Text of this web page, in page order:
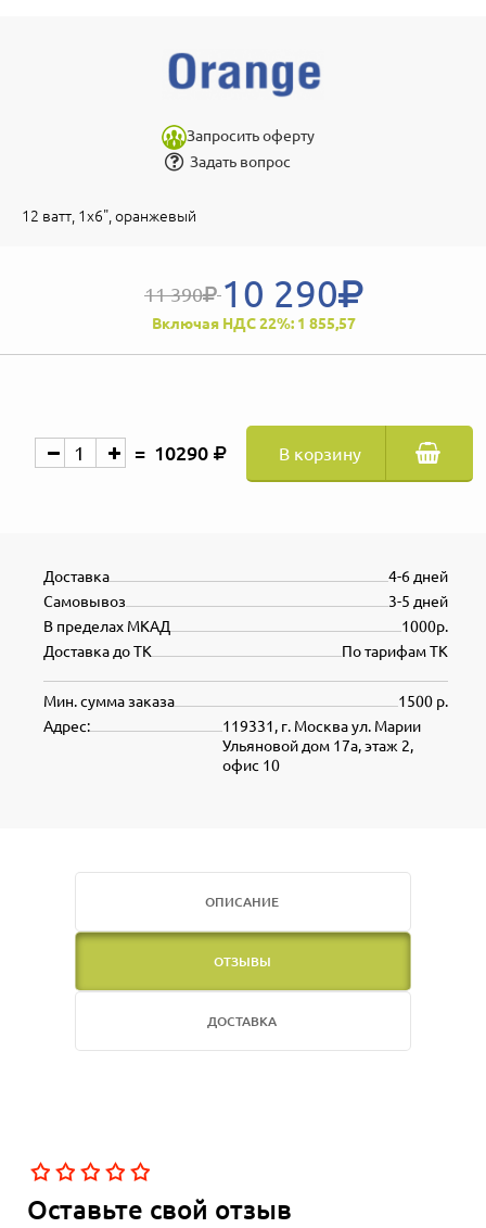
Запросить оферту
Задать вопрос
12 ватт, 1х6", оранжевый
11 390 10 290
Включая НДС 22%: 1 855,57
10290 В корзину
4-6 дней
Доставка
3-5 дней
Самовывоз
1000р.
В пределах МКАД
По тарифам ТК
Доставка до ТК
1500 р.
Мин. сумма заказа
119331, г. Москва ул. Марии
Ульяновой дом 17а, этаж 2,
офис 10
Адрес:
ОПИСАНИЕ
ОТЗЫВЫ
ДОСТАВКА
Оставьте свой отзыв